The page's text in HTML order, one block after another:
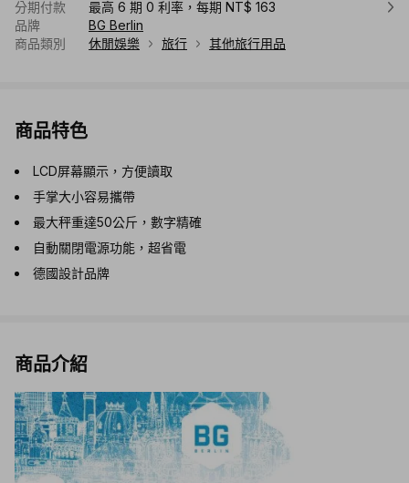
分期付款
最高 6 期 0 利率，每期 NT$ 163
品牌
BG Berlin
商品類別
休閒娛樂 旅行 其他旅行用品
商品特色
LCD屏幕顯示，方便讀取
手掌大小容易攜帶
最大秤重達50公斤，數字精確
自動關閉電源功能，超省電
德國設計品牌
商品介紹